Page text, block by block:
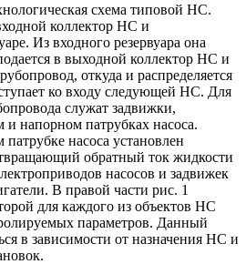
схема типовой НС.
коллектор НС и
Из входного резервуара она
в выходной коллектор НС и
откуда и распределяется
ко входу следующей НС. Для
служат задвижки,
напорном патрубках насоса.
насоса установлен
обратный ток жидкости
насосов и задвижек
В правой части рис. 1
для каждого из объектов НС
параметров. Данный
в зависимости от назначения НС и